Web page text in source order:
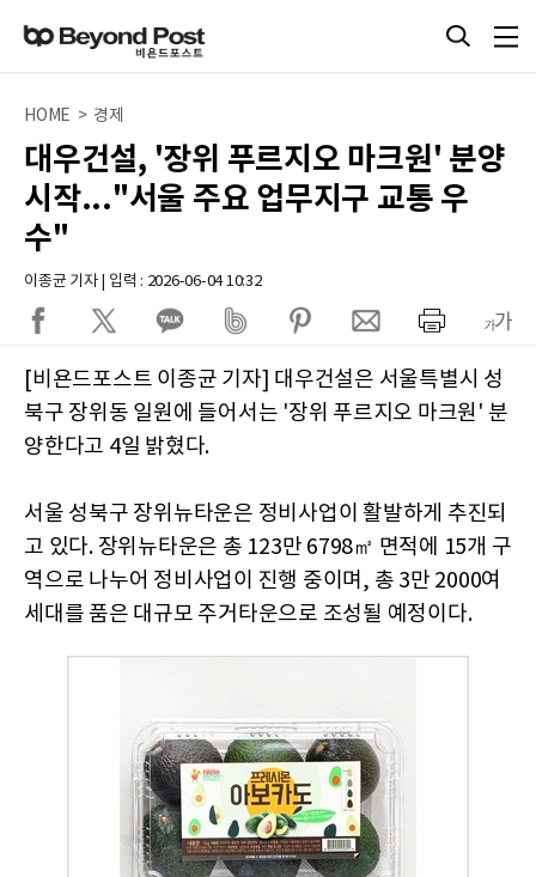
HOME > 경제
대우건설, '장위 푸르지오 마크원' 분양
시작..."서울 주요 업무지구 교통 우
수"
이종균 기자 | 입력 : 2026-06-04 10:32
[비욘드포스트 이종균 기자] 대우건설은 서울특별시 성
북구 장위동 일원에 들어서는 '장위 푸르지오 마크원' 분
양한다고 4일 밝혔다.
서울 성북구 장위뉴타운은 정비사업이 활발하게 추진되
고 있다. 장위뉴타운은 총 123만 6798㎡ 면적에 15개 구
역으로 나누어 정비사업이 진행 중이며, 총 3만 2000여
세대를 품은 대규모 주거타운으로 조성될 예정이다.